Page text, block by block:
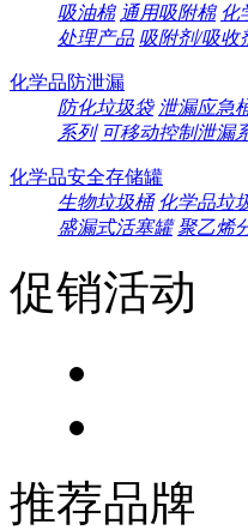
吸油棉 通用吸附棉 化
处理产品 吸附剂/吸收
化学品防泄漏
防化垃圾袋 泄漏应急
系列 可移动控制泄漏
化学品安全存储罐
生物垃圾桶 化学品垃
盛漏式活塞罐 聚乙烯
促销活动
推荐品牌